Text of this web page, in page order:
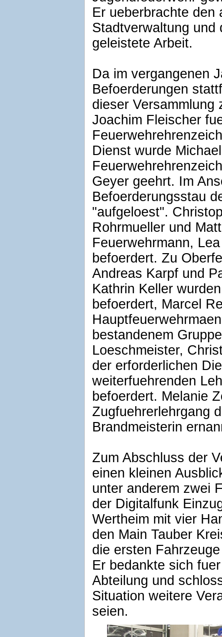
Er ueberbrachte den
Stadtverwaltung und
geleistete Arbeit.
Da im vergangenen
Befoerderungen
dieser Versammlung
Joachim Fleischer
Dienst wurde
Geyer geehrt. Im
Befoerderungsstau
"aufgeloest".
Rohrmueller und
Feuerwehrmann,
befoerdert. Zu
Andreas Karpf und
Kathrin Keller
befoerdert, Marcel
bestandenem
Loeschmeister,
der erforderlichen
weiterfuehrenden
befoerdert. Melanie
Zugfuehrerlehrgang
Brandmeisterin
Zum Abschluss der
einen kleinen
unter anderem zwei
der Digitalfunk
Wertheim mit vier
den Main Tauber
die ersten
Er bedankte sich
Abteilung und
Situation weitere
seien.